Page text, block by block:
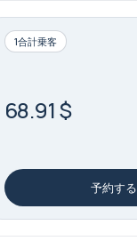
1合計乗客
68.91 $
予約する